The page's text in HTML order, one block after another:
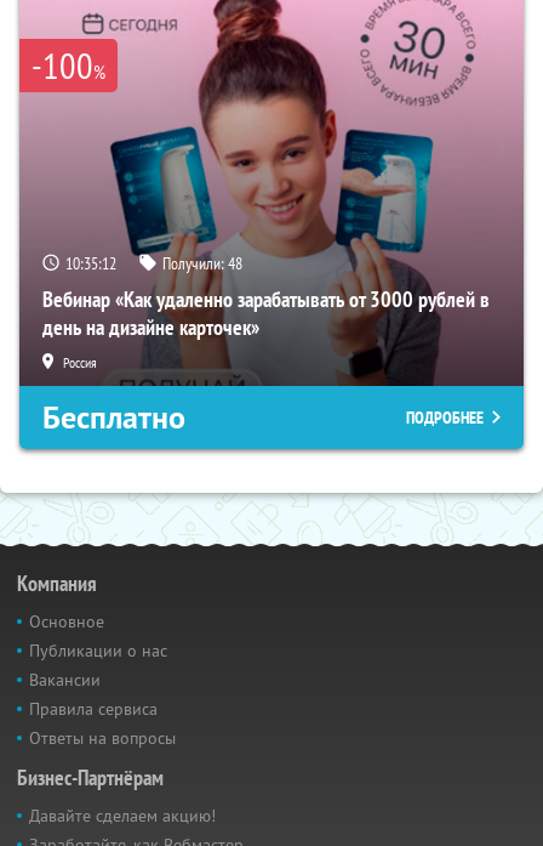
-100%
10:35:11 Получили:48
Вебинар «Как удаленно зарабатывать от 3000 рублей в
день на дизайне карточек»
Россия
Бесплатно ПОДРОБНЕЕ
Компания
Основное
Публикации о нас
Вакансии
Правила сервиса
Ответы на вопросы
Бизнес-Партнёрам
Давайте сделаем акцию!